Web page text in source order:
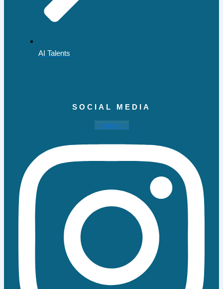
AI Talents
SOCIAL MEDIA
Instagram